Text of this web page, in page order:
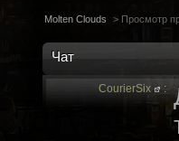
Molten Clouds > Просмотр
Чат
CourierSix :